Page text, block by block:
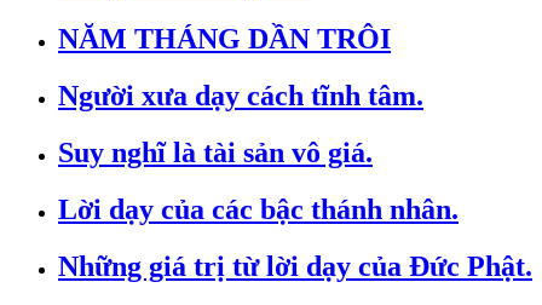
NĂM THÁNG DẦN TRÔI
Người xưa dạy cách tĩnh tâm.
Suy nghĩ là tài sản vô giá.
Lời dạy của các bậc thánh nhân.
Những giá trị từ lời dạy của Đức Phật.